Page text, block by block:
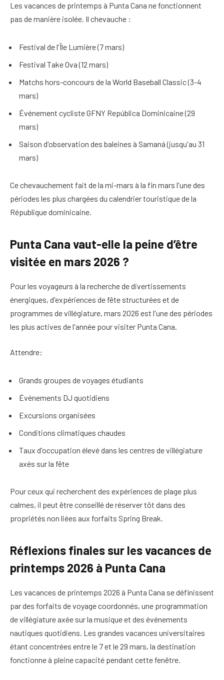
Les vacances de printemps à Punta Cana ne fonctionnent
pas de manière isolée. Il chevauche :
Festival de l'Île Lumière (7 mars)
Festival Take Ova (12 mars)
Matchs hors-concours de la World Baseball Classic (3-4
mars)
Événement cycliste GFNY República Dominicaine (29
mars)
Saison d'observation des baleines à Samaná (jusqu'au 31
mars)
Ce chevauchement fait de la mi-mars à la fin mars l'une des
périodes les plus chargées du calendrier touristique de la
République dominicaine.
Punta Cana vaut-elle la peine d’être
visitée en mars 2026 ?
Pour les voyageurs à la recherche de divertissements
énergiques, d'expériences de fête structurées et de
programmes de villégiature, mars 2026 est l'une des périodes
les plus actives de l'année pour visiter Punta Cana.
Attendre:
Grands groupes de voyages étudiants
Événements DJ quotidiens
Excursions organisées
Conditions climatiques chaudes
Taux d'occupation élevé dans les centres de villégiature
axés sur la fête
Pour ceux qui recherchent des expériences de plage plus
calmes, il peut être conseillé de réserver tôt dans des
propriétés non liées aux forfaits Spring Break.
Réflexions finales sur les vacances de
printemps 2026 à Punta Cana
Les vacances de printemps 2026 à Punta Cana se définissent
par des forfaits de voyage coordonnés, une programmation
de villégiature axée sur la musique et des événements
nautiques quotidiens. Les grandes vacances universitaires
étant concentrées entre le 7 et le 29 mars, la destination
fonctionne à pleine capacité pendant cette fenêtre.